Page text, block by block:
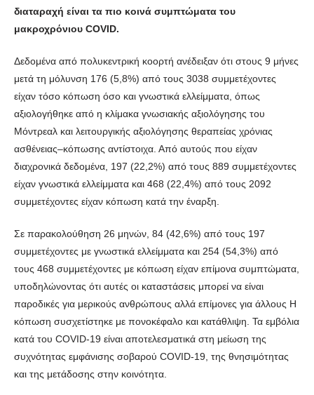
διαταραχή είναι τα πιο κοινά συμπτώματα του
μακροχρόνιου COVID.
Δεδομένα από πολυκεντρική κοορτή ανέδειξαν ότι στους 9 μήνες
μετά τη μόλυνση 176 (5,8%) από τους 3038 συμμετέχοντες
είχαν τόσο κόπωση όσο και γνωστικά ελλείμματα, όπως
αξιολογήθηκε από η κλίμακα γνωσιακής αξιολόγησης του
Μόντρεαλ και λειτουργικής αξιολόγησης θεραπείας χρόνιας
ασθένειας–κόπωσης αντίστοιχα. Από αυτούς που είχαν
διαχρονικά δεδομένα, 197 (22,2%) από τους 889 συμμετέχοντες
είχαν γνωστικά ελλείμματα και 468 (22,4%) από τους 2092
συμμετέχοντες είχαν κόπωση κατά την έναρξη.
Σε παρακολούθηση 26 μηνών, 84 (42,6%) από τους 197
συμμετέχοντες με γνωστικά ελλείμματα και 254 (54,3%) από
τους 468 συμμετέχοντες με κόπωση είχαν επίμονα συμπτώματα,
υποδηλώνοντας ότι αυτές οι καταστάσεις μπορεί να είναι
παροδικές για μερικούς ανθρώπους αλλά επίμονες για άλλους Η
κόπωση συσχετίστηκε με πονοκέφαλο και κατάθλιψη. Τα εμβόλια
κατά του COVID-19 είναι αποτελεσματικά στη μείωση της
συχνότητας εμφάνισης σοβαρού COVID-19, της θνησιμότητας
και της μετάδοσης στην κοινότητα.